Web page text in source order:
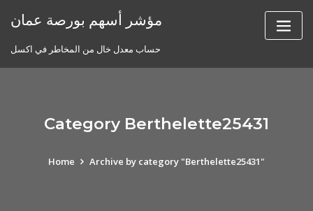
مؤشر أسهم بورصة عمان
حساب معدل خال من المخاطر في اكسل
Category Berthelette25431
Home Archive by category "Berthelette25431"